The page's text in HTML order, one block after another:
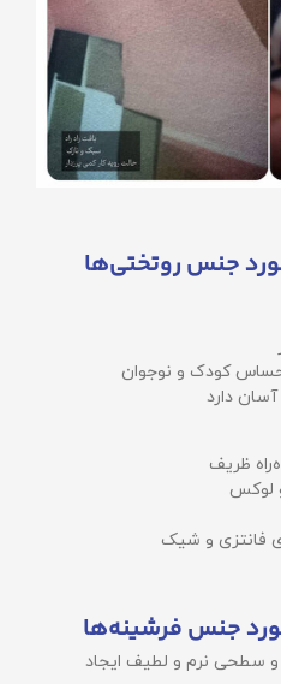
جنس روتختی‌ها
حساس کودک و نوجوان
دارد
ظریف
لوکس
فانتزی و شیک
جنس فرشینه‌ها
و سطحی نرم و لطیف ایجاد